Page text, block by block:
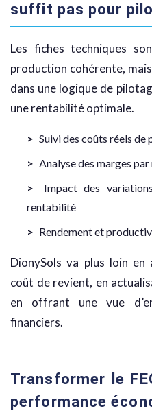
suffit pas pour
Les fiches techniques
production cohérente,
dans une logique de
une rentabilité optimale.
Suivi des coûts réels de
Analyse des marges
Impact des
rentabilité
Rendement et
DionySols va plus loin
coût de revient, en
en offrant une vue
financiers.
Transformer le
performance